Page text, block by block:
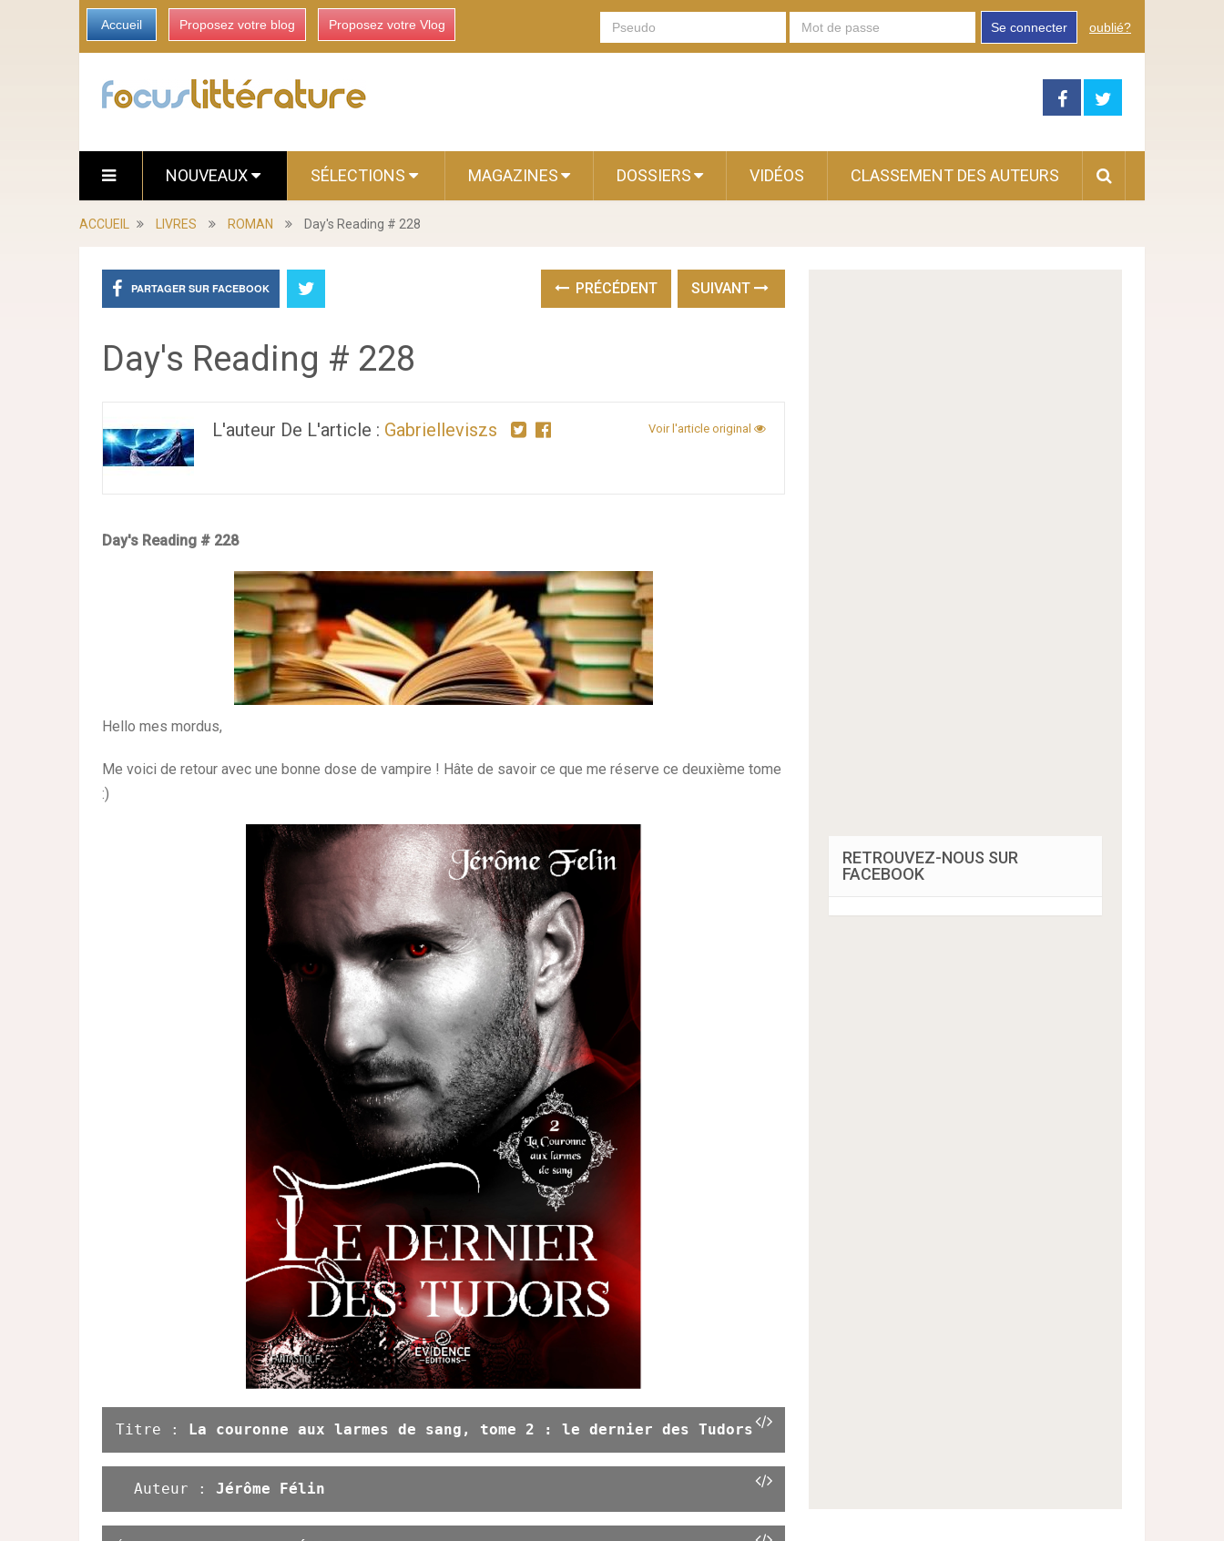
Accueil Proposez votre blog Proposez votre Vlog Se connecter oublié?
NOUVEAUX SÉLECTIONS MAGAZINES DOSSIERS VIDÉOS CLASSEMENT DES AUTEURS
ACCUEIL LIVRES ROMAN Day's Reading # 228
PARTAGER SUR FACEBOOK PRÉCÉDENT SUIVANT
Day's Reading # 228
L'auteur De L'article : Gabrielleviszs Voir l'article original
Day's Reading # 228
Hello mes mordus,
Me voici de retour avec une bonne dose de vampire ! Hâte de savoir ce que me réserve ce deuxième tome
:)
Titre : La couronne aux larmes de sang, tome 2 : le dernier des Tudors
Auteur : Jérôme Félin
RETROUVEZ-NOUS SUR
FACEBOOK